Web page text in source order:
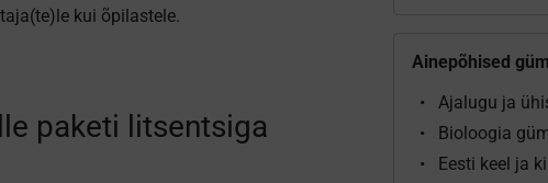
kui õpilastele.
paketi litsentsiga
Ainepõhised
Ajalugu ja
Bioloogia
Eesti keel ja